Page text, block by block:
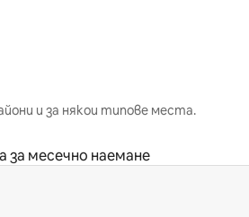
и за някои типове места.
за месечно наемане